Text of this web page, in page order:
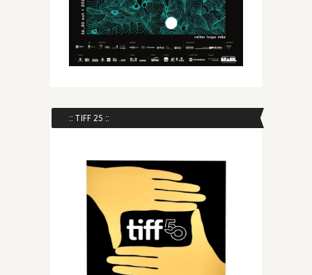
:: TIFF 25 ::